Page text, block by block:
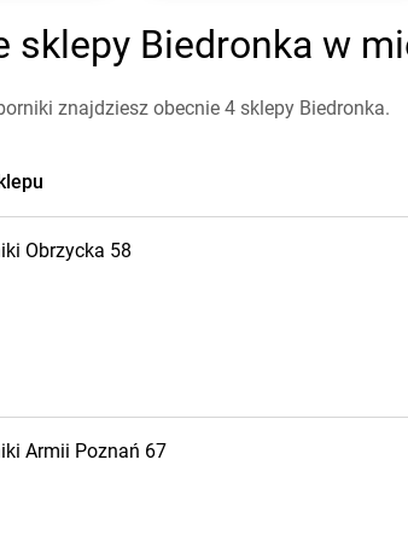
sklepy Biedronka w
znajdziesz obecnie 4 sklepy Biedronka.
Obrzycka 58
Armii Poznań 67